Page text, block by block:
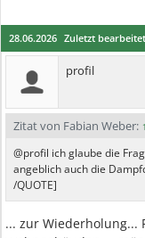
28.06.2026 Zuletzt
profil
Zitat von Fabian Weber: ↑
@profil ich glaube die
angeblich auch die
/QUOTE]
... zur Wiederholung...